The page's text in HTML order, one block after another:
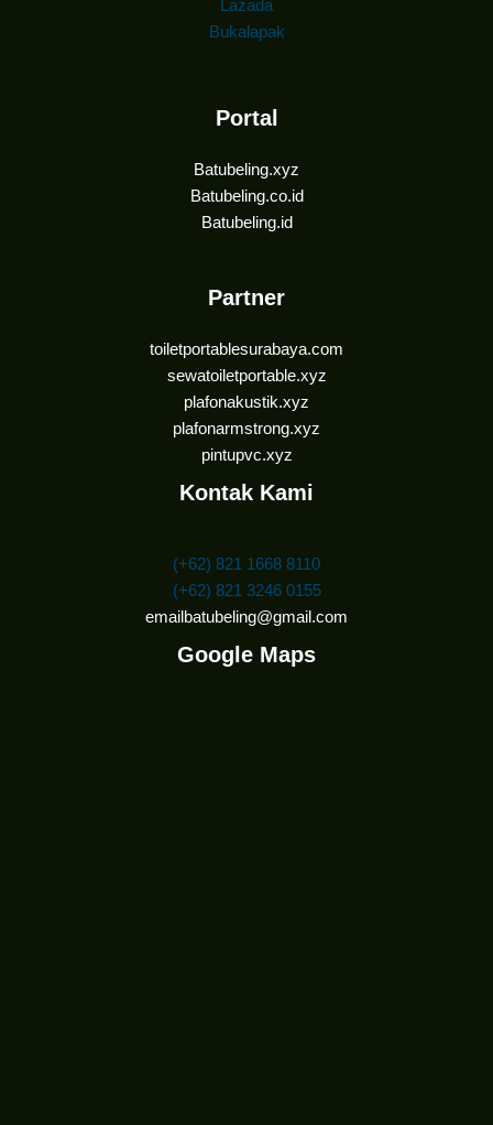
Lazada
Bukalapak
Portal
Batubeling.xyz
Batubeling.co.id
Batubeling.id
Partner
toiletportablesurabaya.com
sewatoiletportable.xyz
plafonakustik.xyz
plafonarmstrong.xyz
pintupvc.xyz
Kontak Kami
(+62) 821 1668 8110
(+62) 821 3246 0155
emailbatubeling@gmail.com
Google Maps